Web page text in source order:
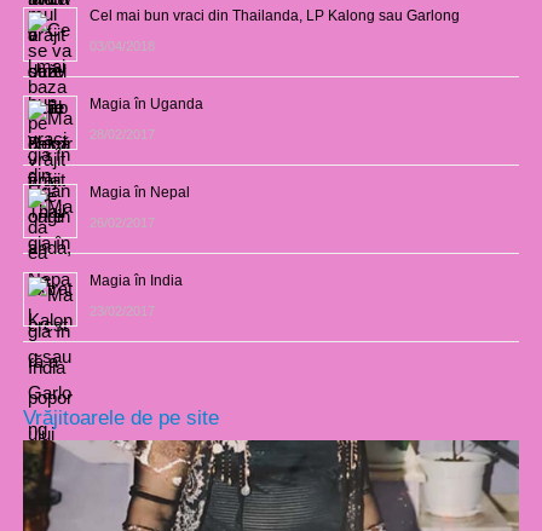
Cel mai bun vraci din Thailanda, LP Kalong sau Garlong
03/04/2018
Magia în Uganda
28/02/2017
Magia în Nepal
26/02/2017
Magia în India
23/02/2017
Vrăjitoarele de pe site